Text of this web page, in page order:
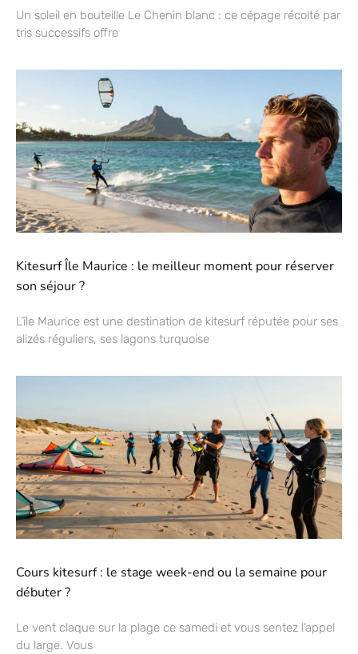
Un soleil en bouteille Le Chenin blanc : ce cépage récolté par
tris successifs offre
Kitesurf Île Maurice : le meilleur moment pour réserver
son séjour ?
L’île Maurice est une destination de kitesurf réputée pour ses
alizés réguliers, ses lagons turquoise
Cours kitesurf : le stage week-end ou la semaine pour
débuter ?
Le vent claque sur la plage ce samedi et vous sentez l’appel
du large. Vous